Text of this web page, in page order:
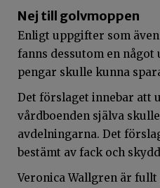
Nej till golvmoppen
Enligt uppgifter som
fanns dessutom en
pengar skulle kunna
Det förslaget innebar att
vårdboenden själva
avdelningarna. Det
bestämt av fack och
Veronica Wallgren är